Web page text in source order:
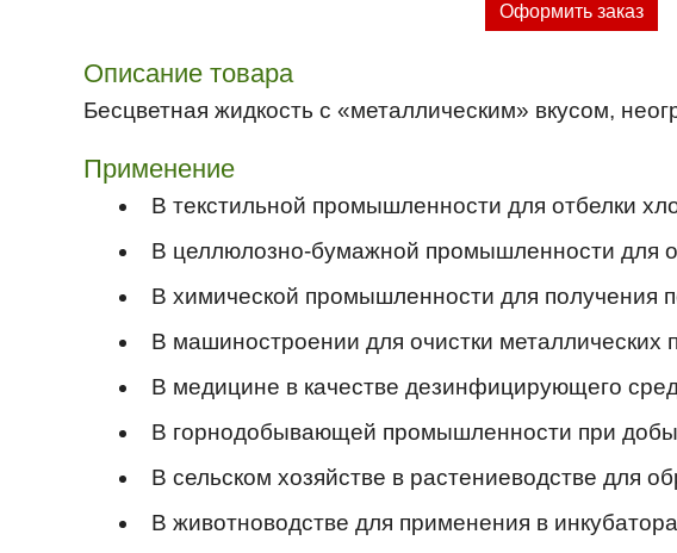
Оформить заказ
Описание товара
Бесцветная жидкость с «металлическим» вкусом,
Применение
В текстильной промышленности для отбелки
В целлюлозно-бумажной промышленности для
В химической промышленности для получения
В машиностроении для очистки металлических
В медицине в качестве дезинфицирующего
В горнодобывающей промышленности при
В сельском хозяйстве в растениеводстве для
В животноводстве для применения в